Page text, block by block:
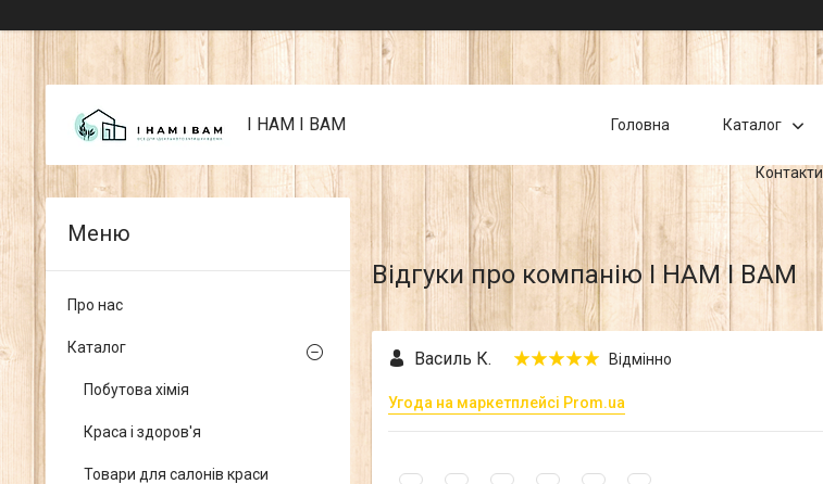
I НАМ I ВАМ Головна Каталог
Контакти
Відгуки про компанію І НАМ І ВАМ
Василь К. Відмінно
Угода на маркетплейсі Prom.ua
Про нас
Каталог
Побутова хімія
Краса і здоров'я
Товари для салонів краси